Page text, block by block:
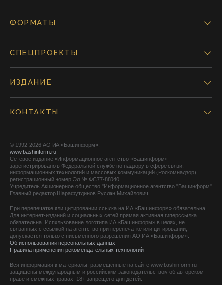
ФОРМАТЫ
СПЕЦПРОЕКТЫ
ИЗДАНИЕ
КОНТАКТЫ
© 1992-2026 АО ИА «Башинформ».
www.bashinform.ru
Сетевое издание «Информационное агентство «Башинформ»
зарегистрировано в Федеральной службе по надзору в сфере связи,
информационных технологий и массовых коммуникаций (Роскомнадзор),
регистрационный номер Эл № ФС77-88040
Учредитель Акционерное общество "Информационное агентство "Башинформ"
Главный редактор Шарафутдинов Руслан Михайлович
При перепечатке или цитировании ссылка на ИА «Башинформ» обязательна.
Для интернет-изданий и социальных сетей прямая активная гиперссылка
обязательна. Использование логотипа ИА «Башинформ» в целях, не
связанных с ссылкой на агентство при перепечатке или цитировании,
допускается только с письменного разрешения АО ИА «Башинформ».
Об использовании персональных данных
Правила применения рекомендательных технологий
Вся информация и материалы, размещенные на сайте www.bashinform.ru
защищены международным и российским законодательством об авторском
праве и смежных правах. 18+ запрещено для детей.